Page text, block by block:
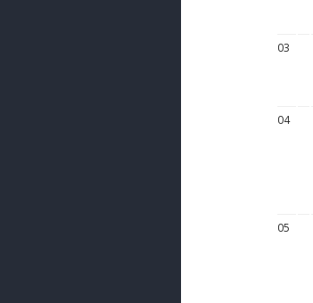
03
04
05